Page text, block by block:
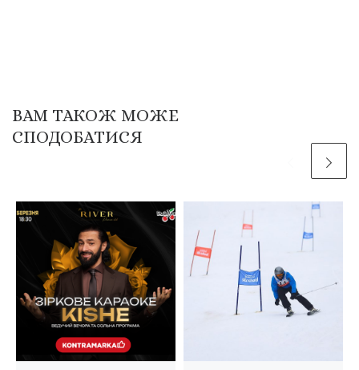
ВАМ ТАКОЖ МОЖЕ
СПОДОБАТИСЯ